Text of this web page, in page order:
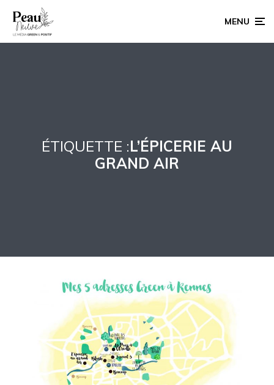
MENU
ÉTIQUETTE :L’ÉPICERIE AU
GRAND AIR